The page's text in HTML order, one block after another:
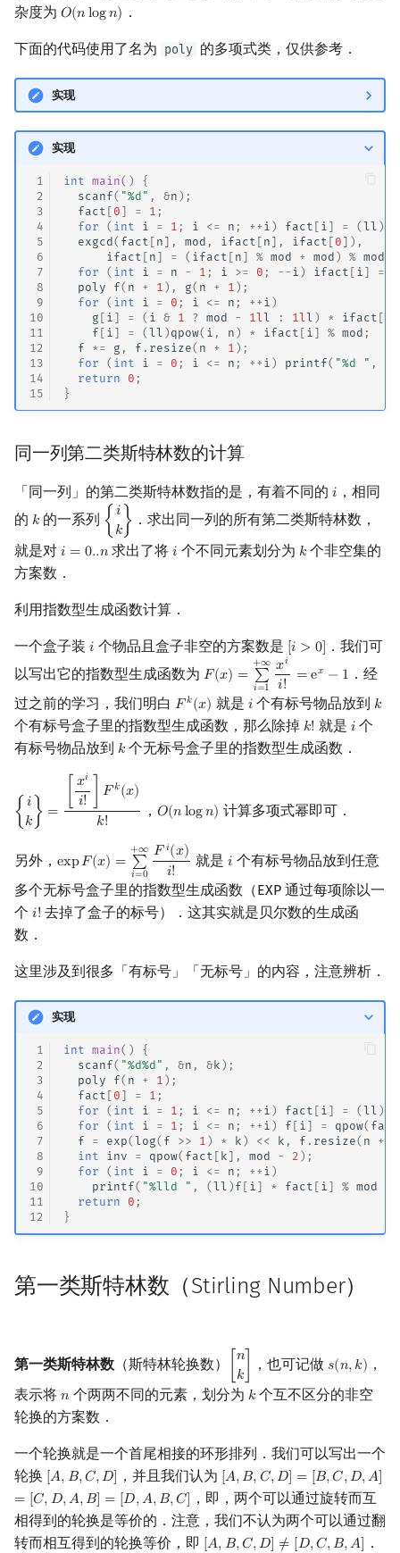
杂度为 𝑂(𝑛log𝑛)
O(nlogn) ．
下面的代码使用了名为 poly 的多项式类，仅供参考．
实现
实现
1
2
3
4
5
6
7
8
9
10
11
12
13
14
15
int main()
{
scanf( "%d" , &n );
fact [ 0 ] = 1 ;
for
( int i = 1 ; i <= n ; ++ i ) fact [ i ] = (ll )
exgcd( fact [ n ], mod , ifact [ n ], ifact [ 0 ]),
ifact [ n ] = ( ifact [ n ] % mod + mod ) % mod
for
( int i = n - 1 ; i >= 0 ; -- i ) ifact [ i ] =
poly
f( n + 1 ), g( n + 1 );
for
( int i = 0 ; i <= n ; ++ i )
g [ i ] = ( i & 1 ? mod - 1ll : 1ll ) * ifact [
f [ i ] = (ll ) qpow( i , n ) * ifact [ i ] % mod ;
f
*= g , f . resize( n + 1 );
for
( int i = 0 ; i <= n ; ++ i ) printf( "%d " ,
return
0 ;
}
同一列第二类斯特林数的计算
「同一列」的第二类斯特林数指的是，有着不同的 𝑖
i ，相同
的 𝑘
k 的一系列 { 𝑖
𝑘 }
{i k
．求出同一列的所有第二类斯特林数，
就是对 𝑖 = 0..𝑛
i =0. .n 求出了将𝑖
i 个不同元素划分为 𝑘
k 个非空集的
方案数．
利用指数型生成函数计算．
一个盒子装 𝑖
i 个物品且盒子非空的方案数是 [𝑖 > 0]
[i >0 ]
．我们可
以写出它的指数型生成函数为 𝐹(𝑥) =
+∞
∑
𝑖=1
𝑥𝑖
𝑖! = e𝑥 − 1
F(x)= ∑i= 1+∞xi !=ex− 1
．经
过之前的学习，我们明白 𝐹 𝑘(𝑥)
Fk(x) 就是 𝑖
i 个有标号物品放到 𝑘
k
个有标号盒子里的指数型生成函数，那么除掉 𝑘!
k! 就是 𝑖
i 个
有标号物品放到 𝑘
k 个无标号盒子里的指数型生成函数．
{ 𝑖
𝑘 } =
𝑥𝑖
𝑖! 𝐹 𝑘(𝑥)
𝑘!
{i k = xi !]Fk(x)k! ， 𝑂(𝑛log𝑛)
O(nlogn) 计算多项式幂即可．
另外， exp𝐹(𝑥) =
+∞
∑
𝑖=0
𝐹 𝑖(𝑥)
𝑖!
expF(x)= ∑i= 0+∞Fi(x)i! 就是𝑖
i 个有标号物品放到任意
多个无标号盒子里的指数型生成函数（EXP 通过每项除以一
个 𝑖!
i! 去掉了盒子的标号）．这其实就是贝尔数的生成函
数．
这里涉及到很多「有标号」「无标号」的内容，注意辨析．
实现
1
2
3
4
5
6
7
8
9
10
11
12
int main()
{
scanf( "%d%d" , &n , &k );
poly
f( n + 1 );
fact [ 0 ] = 1 ;
for
( int i = 1 ; i <= n ; ++ i ) fact [ i ] = (ll )
for
( int i = 1 ; i <= n ; ++ i ) f [ i ] = qpow( fact
f
= exp(log( f >> 1 ) * k ) << k , f . resize( n +
int
inv = qpow( fact [ k ], mod - 2 );
for
( int i = 0 ; i <= n ; ++ i )
printf( "%lld " , (ll ) f [ i ] * fact [ i ] % mod
return
0 ;
}
第一类斯特林数（Stirling Number）
第一类斯特林数 （斯特林轮换数）
𝑛
𝑘
n ，也可记做 𝑠(𝑛,𝑘)
s(n,k)
，
表示将 𝑛
n 个两两不同的元素，划分为 𝑘
k个互不区分的非空
轮换的方案数．
一个轮换就是一个首尾相接的环形排列．我们可以写出一个
轮换 [𝐴, 𝐵,𝐶,𝐷]
[A,B,C,D] ，并且我们认为 [𝐴,𝐵,𝐶,𝐷] = [𝐵,𝐶,𝐷,𝐴]
= [𝐶,𝐷,𝐴,𝐵] = [𝐷,𝐴,𝐵,𝐶]
[A,B,C ,D]=[B ,C, D,A]=[C,D,A,
，即，两个可以通过旋转而互
相得到的轮换是等价的．注意，我们不认为两个可以通过翻
转而相互得到的轮换等价，即 [𝐴, 𝐵,𝐶,𝐷] ≠ [𝐷,𝐶,𝐵,𝐴]
[A,B,C,D]≠[D ,C B,A] ．